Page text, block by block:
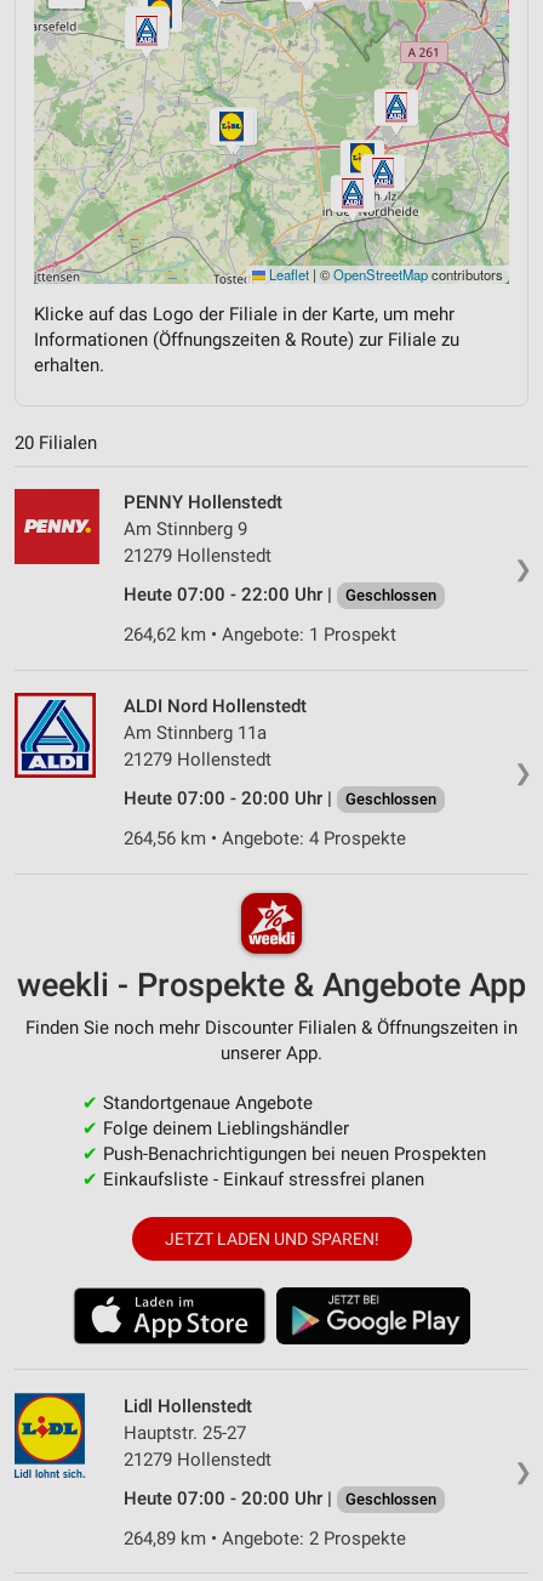
Leaflet | ©OpenStreetMapcontributors
Klicke auf das Logo der Filiale in der Karte, um mehr
Informationen (Öffnungszeiten & Route) zur Filiale zu
erhalten.
20 Filialen
❯
PENNY Hollenstedt
Am Stinnberg 9
21279 Hollenstedt
Heute 07:00 - 22:00 Uhr |
Geschlossen
264,62 km • Angebote: 1 Prospekt
❯
ALDI Nord Hollenstedt
Am Stinnberg 11a
21279 Hollenstedt
Heute 07:00 - 20:00 Uhr |
Geschlossen
264,56 km • Angebote: 4 Prospekte
weekli - Prospekte & Angebote App
Finden Sie noch mehr Discounter Filialen & Öffnungszeiten in
unserer App.
✔ Standortgenaue Angebote
✔ Folge deinem Lieblingshändler
✔ Push-Benachrichtigungen bei neuen Prospekten
✔ Einkaufsliste - Einkauf stressfrei planen
JETZT LADEN UND SPAREN!
❯
Lidl Hollenstedt
Hauptstr. 25-27
21279 Hollenstedt
Heute 07:00 - 20:00 Uhr |
Geschlossen
264,89 km • Angebote: 2 Prospekte